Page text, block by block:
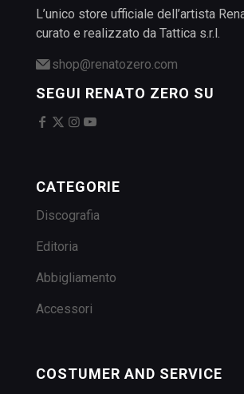
L’unico store ufficiale dell’artista
curato e realizzato da Tattica s.r.l.
shop@renatozero.com
SEGUI RENATO ZERO SU
CATEGORIE
Discografia
Editoria
Abbigliamento
Accessori
COSTUMER AND SERVICE